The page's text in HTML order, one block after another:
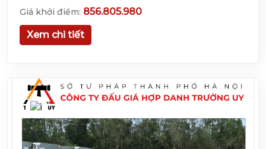
Giá khởi điểm: 856.805.980
Xem chi tiết